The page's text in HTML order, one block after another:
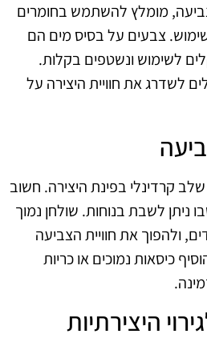
מומלץ להשתמש בחומרים
צבעים על בסיס מים הם
לשימוש ונשטפים בקלות.
לשדרג את חוויית היצירה על
קרדינלי בפינת היצירה. חשוב
ניתן לשבת בנוחות. שולחן נמוך
ולהפוך את חוויית הצביעה
כיסאות נמוכים או כריות
היצירתיות